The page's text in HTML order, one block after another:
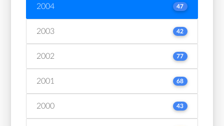
2004 47
2003 42
2002 77
2001 68
2000 43